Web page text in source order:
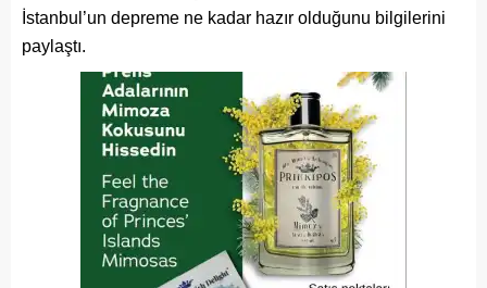
İstanbul’un depreme ne kadar hazır olduğunu bilgilerini
paylaştı.